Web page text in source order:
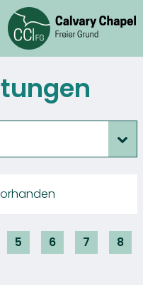
5 6 7 8